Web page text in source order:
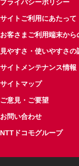
プライバシーポリシー
サイトご利用にあたって
お客さまご利用端末か
見やすさ・使いやすさの
サイトメンテナンス情報
サイトマップ
ご意見・ご要望
お問い合わせ
NTTドコモグループ